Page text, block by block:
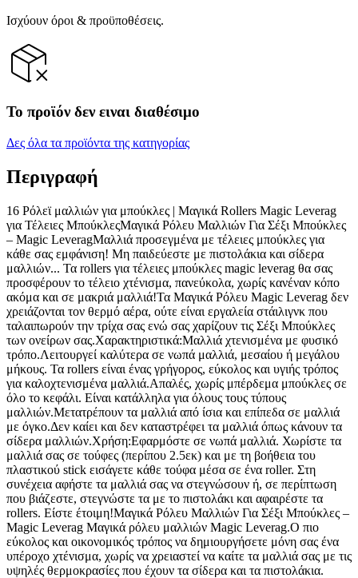
Ισχύουν όροι & προϋποθέσεις.
Το προϊόν δεν ειναι διαθέσιμο
Δες όλα τα προϊόντα της κατηγορίας
Περιγραφή
16 Ρόλεϊ μαλλιών για μπούκλες | Μαγικά Rollers Magic Leverag
για Τέλειες ΜπούκλεςΜαγικά Ρόλευ Μαλλιών Για Σέξι Μπούκλες
– Magic LeveragΜαλλιά προσεγμένα με τέλειες μπούκλες για
κάθε σας εμφάνιση! Μη παιδεύεστε με πιστολάκια και σίδερα
μαλλιών... Τα rollers για τέλειες μπούκλες magic leverag θα σας
προσφέρουν το τέλειο χτένισμα, πανεύκολα, χωρίς κανέναν κόπο
ακόμα και σε μακριά μαλλιά!Τα Μαγικά Ρόλευ Magic Leverag δεν
χρειάζονται τον θερμό αέρα, ούτε είναι εργαλεία στάιλιγνκ που
ταλαιπωρούν την τρίχα σας ενώ σας χαρίζουν τις Σέξι Μπούκλες
των ονείρων σας.Χαρακτηριστικά:Μαλλιά χτενισμένα με φυσικό
τρόπο.Λειτουργεί καλύτερα σε νωπά μαλλιά, μεσαίου ή μεγάλου
μήκους. Τα rollers είναι ένας γρήγορος, εύκολος και υγιής τρόπος
για καλοχτενισμένα μαλλιά.Απαλές, χωρίς μπέρδεμα μπούκλες σε
όλο το κεφάλι. Είναι κατάλληλα για όλους τους τύπους
μαλλιών.Μετατρέπουν τα μαλλιά από ίσια και επίπεδα σε μαλλιά
με όγκο.Δεν καίει και δεν καταστρέφει τα μαλλιά όπως κάνουν τα
σίδερα μαλλιών.Χρήση:Εφαρμόστε σε νωπά μαλλιά. Χωρίστε τα
μαλλιά σας σε τούφες (περίπου 2.5εκ) και με τη βοήθεια του
πλαστικού stick εισάγετε κάθε τούφα μέσα σε ένα roller. Στη
συνέχεια αφήστε τα μαλλιά σας να στεγνώσουν ή, σε περίπτωση
που βιάζεστε, στεγνώστε τα με το πιστολάκι και αφαιρέστε τα
rollers. Είστε έτοιμη!​Μαγικά Ρόλευ Μαλλιών Για Σέξι Μπούκλες –
Magic Leverag Μαγικά ρόλευ μαλλιών Magic Leverag.Ο πιο
εύκολος και οικονομικός τρόπος να δημιουργήσετε μόνη σας ένα
υπέροχο χτένισμα, χωρίς να χρειαστεί να καίτε τα μαλλιά σας με τις
υψηλές θερμοκρασίες που έχουν τα σίδερα και τα πιστολάκια.